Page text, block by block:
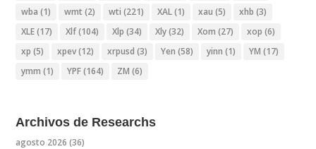
wba (1) wmt (2) wti (221) XAL(1) xau (5) xhb (3)
XLE(17) Xlf(104) Xlp (34) Xly(32) Xom (27) xop (6)
xp (5) xpev(12) xrpusd (3) Yen (58) yinn (1) YM (17)
ymm (1) YPF(164) ZM (6)
Archivos de Researchs
agosto 2026 (36)